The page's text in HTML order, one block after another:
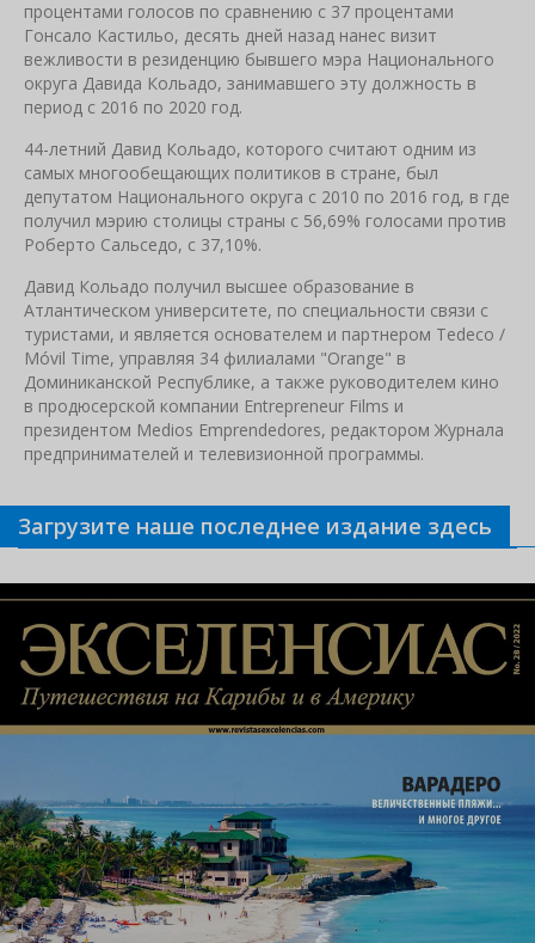
процентами голосов по сравнению с 37 процентами
Гонсало Кастильо, десять дней назад нанес визит
вежливости в резиденцию бывшего мэра Национального
округа Давида Кольадо, занимавшего эту должность в
период с 2016 по 2020 год.
44-летний Давид Кольадо, которого считают одним из
самых многообещающих политиков в стране, был
депутатом Национального округа с 2010 по 2016 год, в где
получил мэрию столицы страны с 56,69% голосами против
Роберто Сальседо, с 37,10%.
Давид Кольадо получил высшее образование в
Атлантическом университете, по специальности связи с
туристами, и является основателем и партнером Tedeco /
Móvil Time, управляя 34 филиалами "Orange" в
Доминиканской Республике, а также руководителем кино
в продюсерской компании Entrepreneur Films и
президентом Medios Emprendedores, редактором Журнала
предпринимателей и телевизионной программы.
Связанные новости
Загрузите наше последнее издание здесь